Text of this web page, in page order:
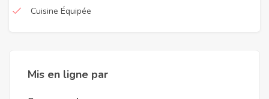
Cuisine Équipée
Mis en ligne par